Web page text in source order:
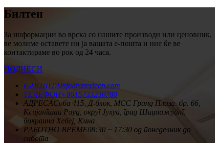
Билтен
За информации во врска со нашите производи или ценовник,
ве молиме оставете ни ја вашата е-пошта и ние ќе ве
контактираме во рок од 24 часа.
ПОДНЕСИ
Е-ПОШТАinfo@arextecn.com
ТЕЛЕФОН+8615733230780
АДРЕСАСоба 415, Д-блок, MCC Гранд Плаза, бр. 66,
Ксијангтаи Роуд, округ Јухуа, град Шиџиажуанг,
покраина Хебеј, Кина
РАБОТНО ВРЕМЕ08:30 ~ 17:30 од понеделник до
сабота